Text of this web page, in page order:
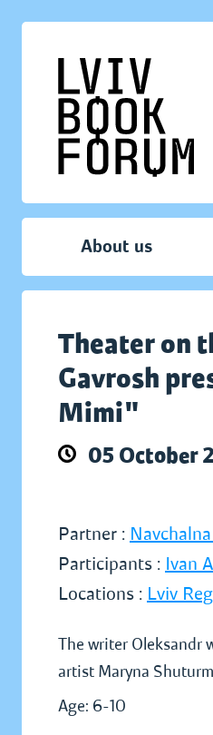
About us
Theater on
Gavrosh
Mimi"
05 October
Partner :
Participants : Ivan
Locations : Lviv
The writer Oleksandr
artist Maryna
Age: 6-10